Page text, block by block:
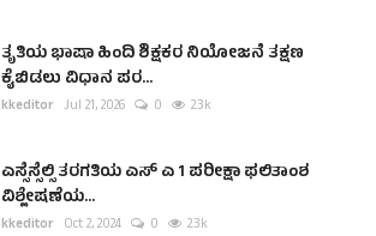
ತೃತಿಯ ಭಾಷಾ ಹಿಂದಿ ಶಿಕ್ಷಕರ ನಿಯೋಜನೆ ತಕ್ಷಣ
ಕೈಬಿಡಲು ವಿಧಾನ ಪರ...
kkeditor Jul 21, 2026 0 2.3k
ಎಸ್ಸೆಸ್ಸೆಲ್ಸಿ ತರಗತಿಯ ಎಸ್ ಎ 1 ಪರೀಕ್ಷಾ ಫಲಿತಾಂಶ
ವಿಶ್ಲೇಷಣೆಯ...
kkeditor Oct 2, 2024 0 2.3k